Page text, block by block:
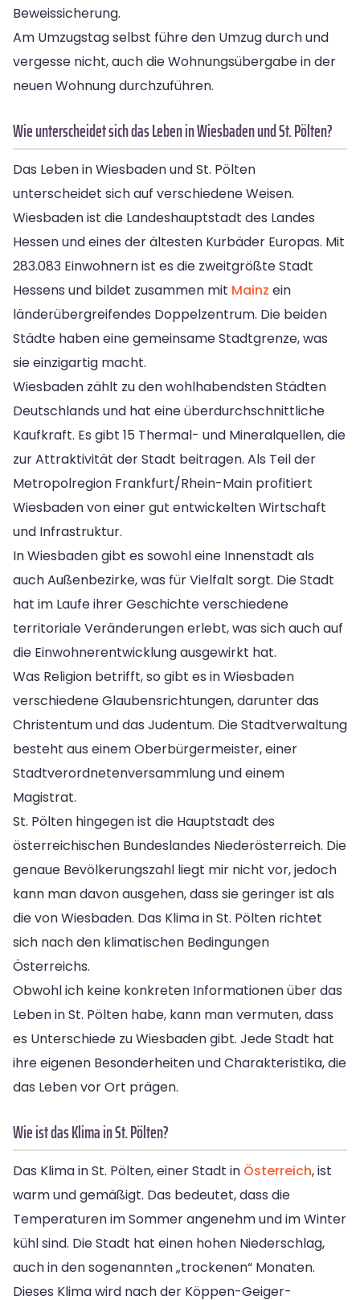
Beweissicherung.
Am Umzugstag selbst führe den Umzug durch und
vergesse nicht, auch die Wohnungsübergabe in der
neuen Wohnung durchzuführen.
Wie unterscheidet sich das Leben in Wiesbaden und St. Pölten?
Das Leben in Wiesbaden und St. Pölten
unterscheidet sich auf verschiedene Weisen.
Wiesbaden ist die Landeshauptstadt des Landes
Hessen und eines der ältesten Kurbäder Europas. Mit
283.083 Einwohnern ist es die zweitgrößte Stadt
Hessens und bildet zusammen mit Mainz ein
länderübergreifendes Doppelzentrum. Die beiden
Städte haben eine gemeinsame Stadtgrenze, was
sie einzigartig macht.
Wiesbaden zählt zu den wohlhabendsten Städten
Deutschlands und hat eine überdurchschnittliche
Kaufkraft. Es gibt 15 Thermal- und Mineralquellen, die
zur Attraktivität der Stadt beitragen. Als Teil der
Metropolregion Frankfurt/Rhein-Main profitiert
Wiesbaden von einer gut entwickelten Wirtschaft
und Infrastruktur.
In Wiesbaden gibt es sowohl eine Innenstadt als
auch Außenbezirke, was für Vielfalt sorgt. Die Stadt
hat im Laufe ihrer Geschichte verschiedene
territoriale Veränderungen erlebt, was sich auch auf
die Einwohnerentwicklung ausgewirkt hat.
Was Religion betrifft, so gibt es in Wiesbaden
verschiedene Glaubensrichtungen, darunter das
Christentum und das Judentum. Die Stadtverwaltung
besteht aus einem Oberbürgermeister, einer
Stadtverordnetenversammlung und einem
Magistrat.
St. Pölten hingegen ist die Hauptstadt des
österreichischen Bundeslandes Niederösterreich. Die
genaue Bevölkerungszahl liegt mir nicht vor, jedoch
kann man davon ausgehen, dass sie geringer ist als
die von Wiesbaden. Das Klima in St. Pölten richtet
sich nach den klimatischen Bedingungen
Österreichs.
Obwohl ich keine konkreten Informationen über das
Leben in St. Pölten habe, kann man vermuten, dass
es Unterschiede zu Wiesbaden gibt. Jede Stadt hat
ihre eigenen Besonderheiten und Charakteristika, die
das Leben vor Ort prägen.
Wie ist das Klima in St. Pölten?
Das Klima in St. Pölten, einer Stadt in Österreich, ist
warm und gemäßigt. Das bedeutet, dass die
Temperaturen im Sommer angenehm und im Winter
kühl sind. Die Stadt hat einen hohen Niederschlag,
auch in den sogenannten „trockenen“ Monaten.
Dieses Klima wird nach der Köppen-Geiger-